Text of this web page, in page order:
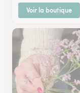
Voir la boutique